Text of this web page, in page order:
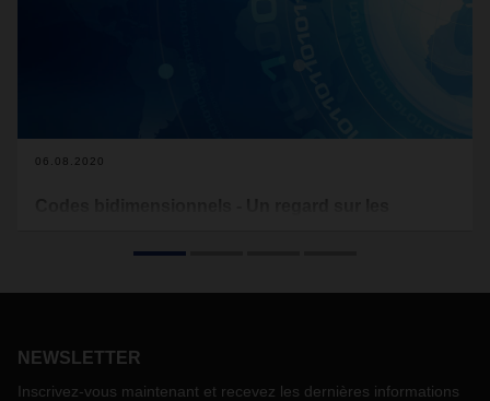
06.08.2020
quels avantages ces codes offrent-ils spécifiquement pour la
NEWSLETTER
Inscrivez-vous maintenant et recevez les dernières informations